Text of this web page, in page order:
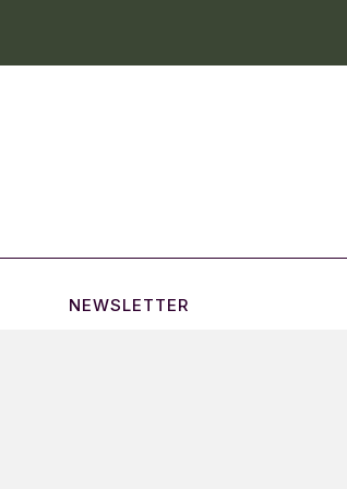
NEWSLETTER